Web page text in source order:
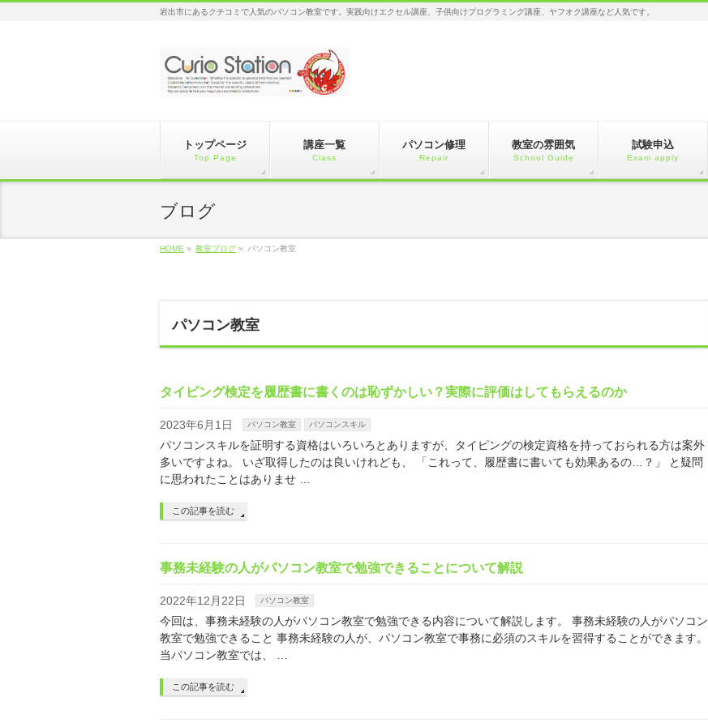
岩出市にあるクチコミで人気のパソコン教室です。実践向けエクセル講座、子供向けプログラミング講座、ヤフオク講座など人気です。
トップページ
Top Page
講座一覧
Class
パソコン修理
Repair
教室の雰囲気
School Guide
試験申込
Exam apply
ブログ
HOME » 教室ブログ » パソコン教室
パソコン教室
タイピング検定を履歴書に書くのは恥ずかしい？実際に評価はしてもらえるのか
2023年6月1日 パソコン教室 パソコンスキル
パソコンスキルを証明する資格はいろいろとありますが、タイピングの検定資格を持っておられる方は案外
多いですよね。 いざ取得したのは良いけれども、 「これって、履歴書に書いても効果あるの…？」 と疑問
に思われたことはありませ …
この記事を読む
事務未経験の人がパソコン教室で勉強できることについて解説
2022年12月22日 パソコン教室
今回は、事務未経験の人がパソコン教室で勉強できる内容について解説します。 事務未経験の人がパソコン
教室で勉強できること 事務未経験の人が、パソコン教室で事務に必須のスキルを習得することができます。
当パソコン教室では、 …
この記事を読む